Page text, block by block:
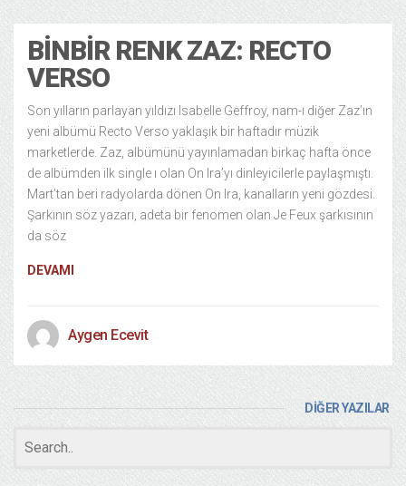
BINBIR RENK ZAZ: RECTO
VERSO
Son yılların parlayan yıldızı Isabelle Geffroy, nam-ı diğer Zaz’ın
yeni albümü Recto Verso yaklaşık bir haftadır müzik
marketlerde. Zaz, albümünü yayınlamadan birkaç hafta önce
de albümden ilk single ı olan On Ira’yı dinleyicilerle paylaşmıştı.
Mart’tan beri radyolarda dönen On Ira, kanalların yeni gözdesi.
Şarkının söz yazarı, adeta bir fenomen olan Je Feux şarkısının
da söz
DEVAMI
Aygen Ecevit
DİĞER YAZILAR